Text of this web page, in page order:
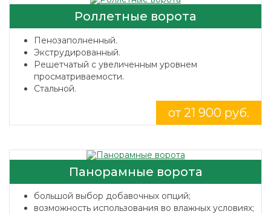
Роллетные ворота
Пенозаполненный.
Экструдированный.
Решетчатый с увеличенным уровнем
просматриваемости.
Стальной.
от 21 900 руб.
Панорамные ворота
большой выбор добавочных опций;
возможность использования во влажных условиях;